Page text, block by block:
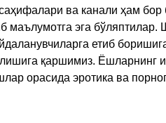
ва канали ҳам
эга бўляптилар.
етиб
қаршимиз.
орасида эротика ва